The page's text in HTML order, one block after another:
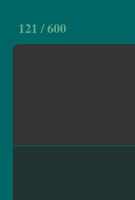
121 / 600